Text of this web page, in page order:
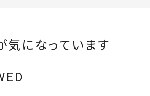
になっています